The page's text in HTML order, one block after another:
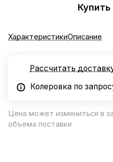
Купить
ХарактеристикиОписание
Рассчитать
Колеровка по
Цена может измениться в
объема поставки